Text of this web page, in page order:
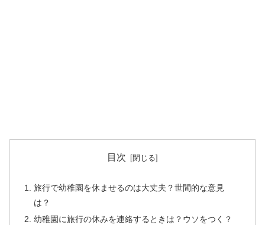
目次
旅行で幼稚園を休ませるのは大丈夫？世間的な意見
は？
幼稚園に旅行の休みを連絡するときは？ウソをつく？